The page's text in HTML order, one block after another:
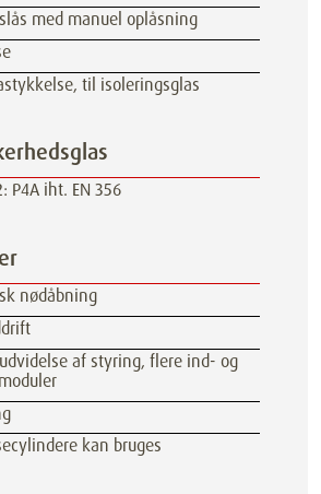
med manuel oplåsning
til isoleringsglas
P4A iht. EN 356
nødåbning
af styring, flere ind- og
kan bruges